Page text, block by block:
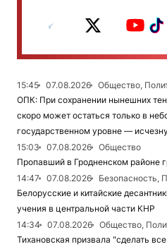
15:45 07.08.2026
Общество,
ОПК: При сохранении нынешних
скоро может остаться только в
государственном уровне —
15:03
07.08.2026
Общество
Пропавший в Гродненском районе
14:47
07.08.2026
Безопасность,
Белорусские и китайские
учения в центральной части КНР
14:34
07.08.2026
Общество,
Тихановская призвала "сделать